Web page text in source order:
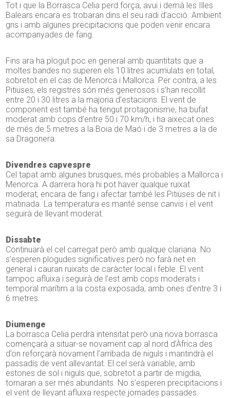
Tot i que la Borrasca Celia perd força, avui i demà les Illes
Balears encara es trobaran dins el seu radi d’acció. Ambient
gris i amb algunes precipitacions que poden venir encara
acompanyades de fang.
Fins ara ha plogut poc en general amb quantitats que a
moltes bandes no superen els 10 litres acumulats en total,
sobretot en el cas de Menorca i Mallorca. Per contra, a les
Pitiüses, els registres són més generosos i s’han recollit
entre 20 i 30 litres a la majoria d’estacions. El vent de
component est també ha tengut protagonisme, ha bufat
moderat amb cops d’entre 50 i 70 km/h, i ha aixecat ones
de més de 5 metres a la Boia de Maó i de 3 metres a la de
sa Dragonera.
Divendres capvespre
Cel tapat amb algunes brusques, més probables a Mallorca i
Menorca. A darrera hora hi pot haver qualque ruixat
moderat, encara de fang i afectar també les Pitiüses de nit i
matinada. La temperatura es manté sense canvis i el vent
seguirà de llevant moderat.
Dissabte
Continuarà el cel carregat però amb qualque clariana. No
s’esperen plogudes significatives però no farà net en
general i cauran ruixats de caràcter local i feble. El vent
tampoc afluixa i seguirà de l’est amb cops moderats i
temporal marítim a la costa exposada, amb ones d’entre 3 i
6 metres.
Diumenge
La borrasca Celia perdrà intensitat però una nova borrasca
començarà a situar-se novament cap al nord d’Àfrica des
d’on reforçarà novament l’arribada de niguls i mantindrà el
passadís de vent allevantat. El cel serà variable, amb
estones de sol i niguls que, sobretot a partir de migdia,
tornaran a ser més abundants. No s’esperen precipitacions i
el vent de llevant afluixa respecte jornades passades.